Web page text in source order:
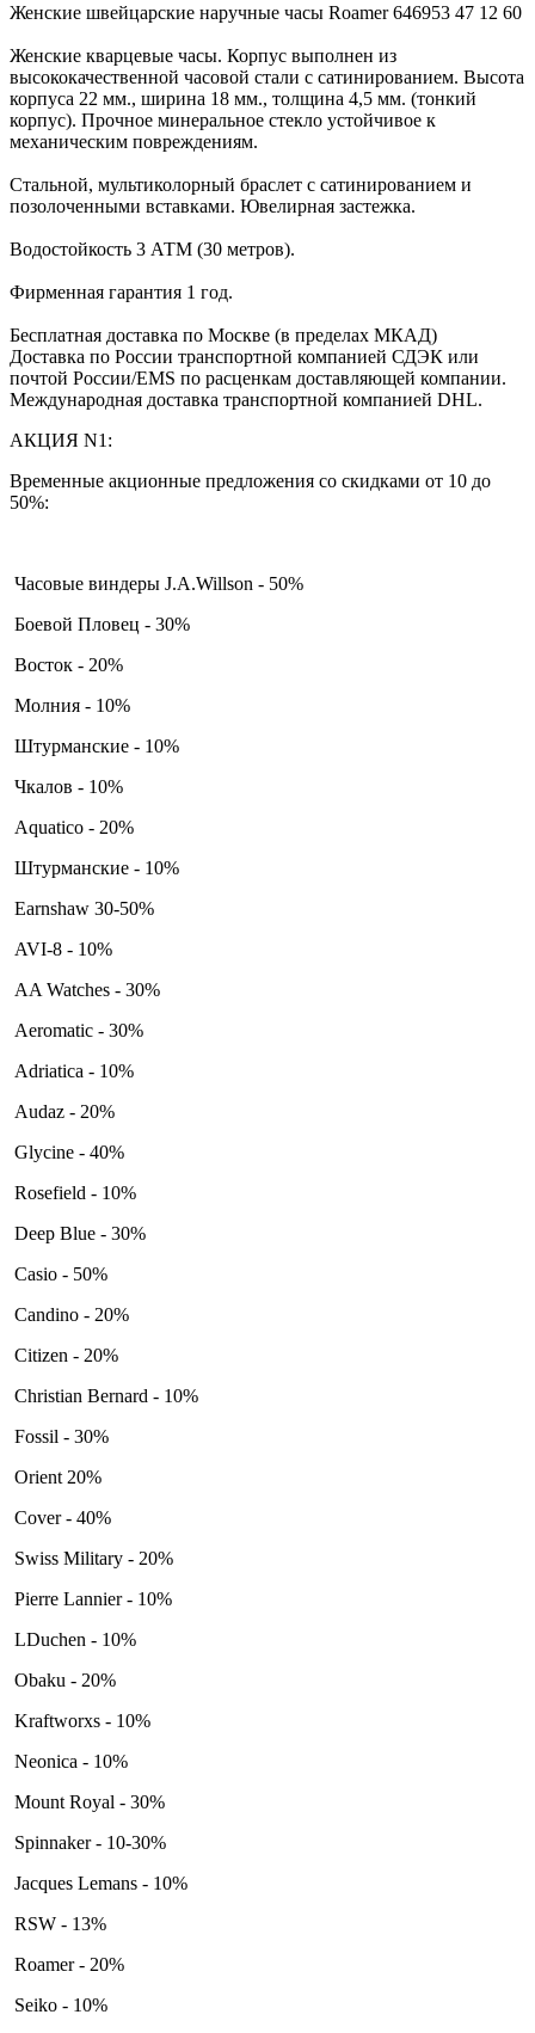
Женские швейцарские наручные часы Roamer 646953 47 12 60
Женские кварцевые часы. Корпус выполнен из
высококачественной часовой стали с сатинированием. Высота
корпуса 22 мм., ширина 18 мм., толщина 4,5 мм. (тонкий
корпус). Прочное минеральное стекло устойчивое к
механическим повреждениям.
Стальной, мультиколорный браслет с сатинированием и
позолоченными вставками. Ювелирная застежка.
Водостойкость 3 АТМ (30 метров).
Фирменная гарантия 1 год.
Бесплатная доставка по Москве (в пределах МКАД)
Доставка по России транспортной компанией СДЭК или
почтой России/EMS по расценкам доставляющей компании.
Международная доставка транспортной компанией DHL.
АКЦИЯ N1:
Временные акционные предложения со скидками от 10 до
50%:
Часовые виндеры J.A.Willson - 50%
Боевой Пловец - 30%
Восток - 20%
Молния - 10%
Штурманские - 10%
Чкалов - 10%
Aquatico - 20%
Штурманские - 10%
Earnshaw 30-50%
AVI-8 - 10%
AA Watches - 30%
Aeromatic - 30%
Adriatica - 10%
Audaz - 20%
Glycine - 40%
Rosefield - 10%
Deep Blue - 30%
Casio - 50%
Candino - 20%
Citizen - 20%
Christian Bernard - 10%
Fossil - 30%
Orient 20%
Cover - 40%
Swiss Military - 20%
Pierre Lannier - 10%
LDuchen - 10%
Obaku - 20%
Kraftworxs - 10%
Neonica - 10%
Mount Royal - 30%
Spinnaker - 10-30%
Jacques Lemans - 10%
RSW - 13%
Roamer - 20%
Seiko - 10%